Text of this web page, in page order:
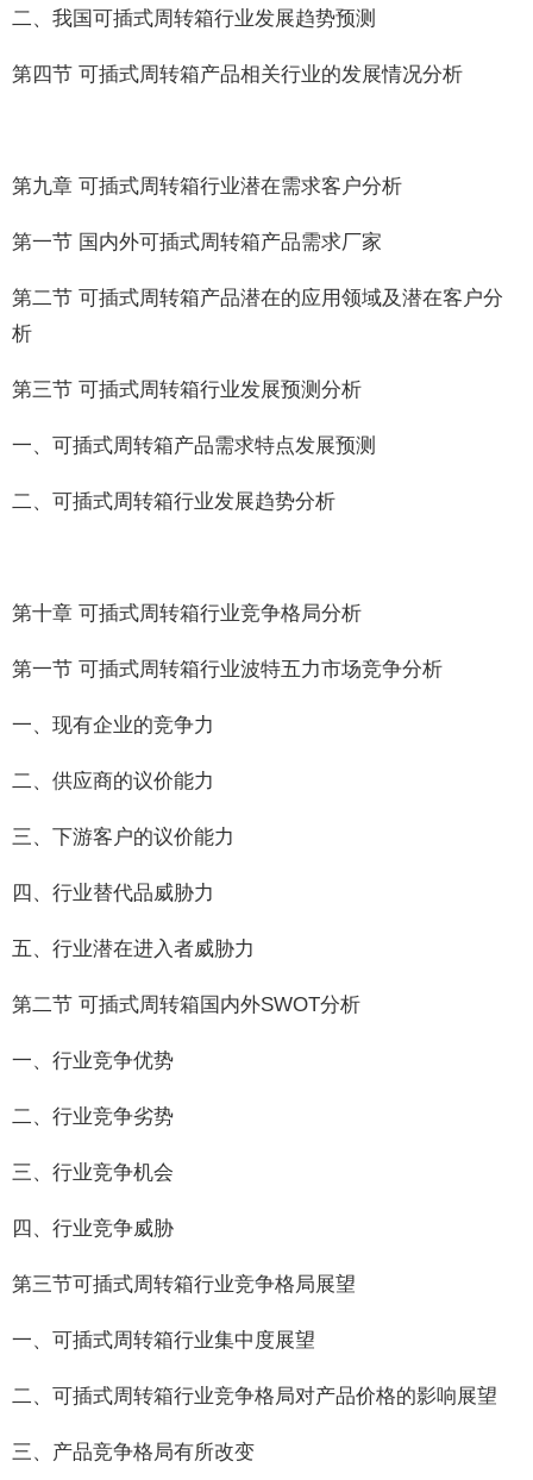
二、我国可插式周转箱行业发展趋势预测
第四节 可插式周转箱产品相关行业的发展情况分析
第九章 可插式周转箱行业潜在需求客户分析
第一节 国内外可插式周转箱产品需求厂家
第二节 可插式周转箱产品潜在的应用领域及潜在客户分
析
第三节 可插式周转箱行业发展预测分析
一、可插式周转箱产品需求特点发展预测
二、可插式周转箱行业发展趋势分析
第十章 可插式周转箱行业竞争格局分析
第一节 可插式周转箱行业波特五力市场竞争分析
一、现有企业的竞争力
二、供应商的议价能力
三、下游客户的议价能力
四、行业替代品威胁力
五、行业潜在进入者威胁力
第二节 可插式周转箱国内外SWOT分析
一、行业竞争优势
二、行业竞争劣势
三、行业竞争机会
四、行业竞争威胁
第三节可插式周转箱行业竞争格局展望
一、可插式周转箱行业集中度展望
二、可插式周转箱行业竞争格局对产品价格的影响展望
三、产品竞争格局有所改变